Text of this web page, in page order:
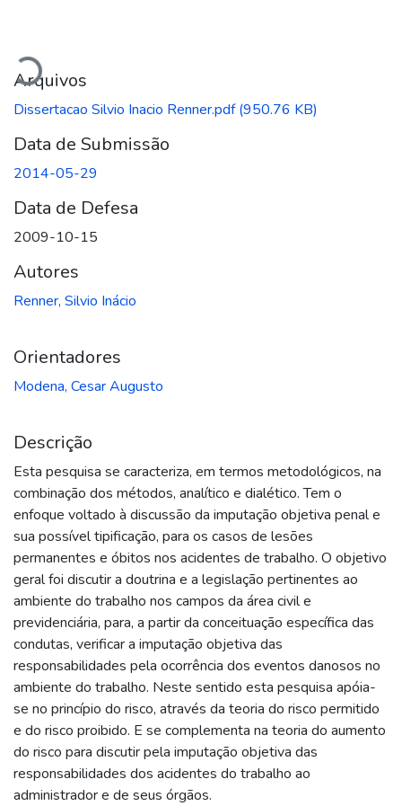
Carregando...
Arquivos
Dissertacao Silvio Inacio Renner.pdf(950.76 KB)
Data de Submissão
2014-05-29
Data de Defesa
2009-10-15
Autores
Renner, Silvio Inácio
Orientadores
Modena, Cesar Augusto
Descrição
Esta pesquisa se caracteriza, em termos metodológicos, na
combinação dos métodos, analítico e dialético. Tem o
enfoque voltado à discussão da imputação objetiva penal e
sua possível tipificação, para os casos de lesões
permanentes e óbitos nos acidentes de trabalho. O objetivo
geral foi discutir a doutrina e a legislação pertinentes ao
ambiente do trabalho nos campos da área civil e
previdenciária, para, a partir da conceituação específica das
condutas, verificar a imputação objetiva das
responsabilidades pela ocorrência dos eventos danosos no
ambiente do trabalho. Neste sentido esta pesquisa apóia-
se no princípio do risco, através da teoria do risco permitido
e do risco proibido. E se complementa na teoria do aumento
do risco para discutir pela imputação objetiva das
responsabilidades dos acidentes do trabalho ao
administrador e de seus órgãos.